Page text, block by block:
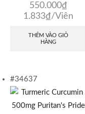
550.000₫
1.833₫/Viên
THÊM VÀO GIỎ
HÀNG
#34637